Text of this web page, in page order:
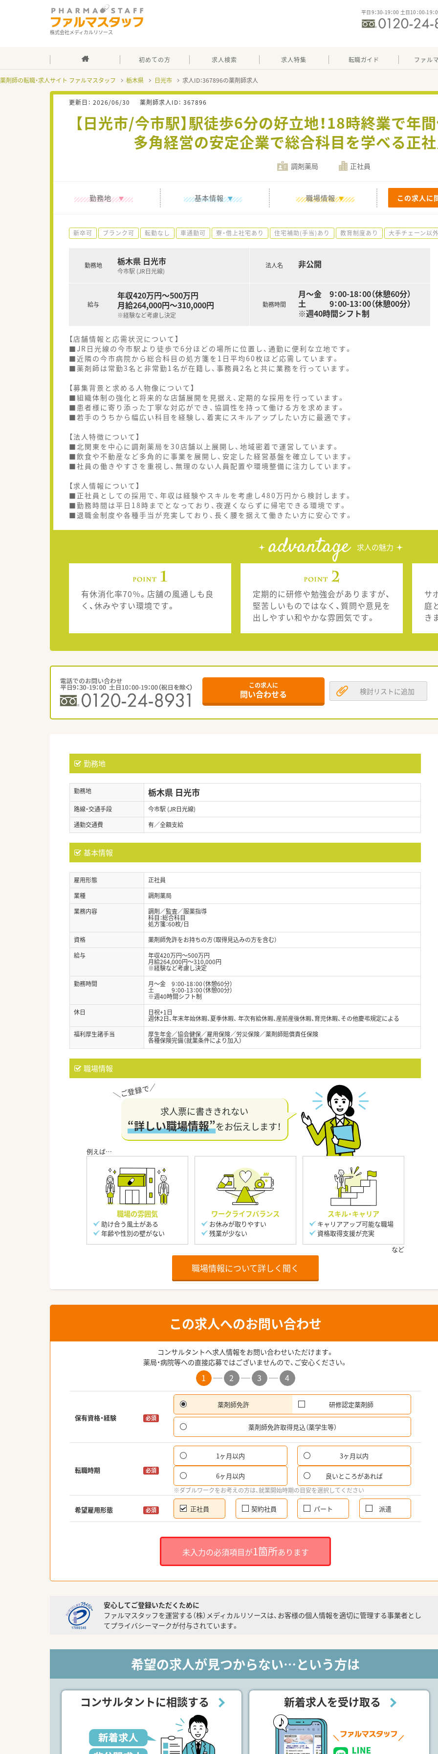
株式会社メディカルリソース
平日9：30-19：00 土日10：00-19：
初めての方 求人検索 求人特集 転職ガイド ファル
薬剤師の転職・求人サイト ファルマスタッフ 栃木県 日光市 求人ID：367896の薬剤師求人
更新日： 2026/06/30 薬剤師求人ID： 367896
【日光市/今市駅】駅徒歩6分の好立地！18時終業で年
多角経営の安定企業で総合科目を学べる正社
調剤薬局 正社員
勤務地 基本情報 職場情報 この求人に
新卒可 ブランク可 転勤なし 車通勤可 寮・借上社宅あり 住宅補助(手当)あり 教育制度あり 大手チェーン以外
勤務地 栃木県 日光市
今市駅 (JR日光線)
給与
年収420万円～500万円
月給264,000円～310,000円
※経験など考慮し決定
法人名 非公開
勤務時間
月～金 9：00-18：00（休憩60分）
土 9：00-13：00（休憩00分）
※週40時間シフト制
【店舗情報と応需状況について】
■JR日光線の今市駅より徒歩で6分ほどの場所に位置し、通勤に便利な立地です。
■近隣の今市病院から総合科目の処方箋を1日平均60枚ほど応需しています。
■薬剤師は常勤3名と非常勤1名が在籍し、事務員2名と共に業務を行っています。
【募集背景と求める人物像について】
■組織体制の強化と将来的な店舗展開を見据え、定期的な採用を行っています。
■患者様に寄り添った丁寧な対応ができ、協調性を持って働ける方を求めます。
■若手のうちから幅広い科目を経験し、着実にスキルアップしたい方に最適です。
【法人特徴について】
■北関東を中心に調剤薬局を30店舗以上展開し、地域密着で運営しています。
■飲食や不動産など多角的に事業を展開し、安定した経営基盤を確立しています。
■社員の働きやすさを重視し、無理のない人員配置や環境整備に注力しています。
【求人情報について】
■正社員としての採用で、年収は経験やスキルを考慮し480万円から検討します。
■勤務時間は平日18時までとなっており、夜遅くならずに帰宅できる環境です。
■退職金制度や各種手当が充実しており、長く腰を据えて働きたい方に安心です。
advantage 求人の魅力
有休消化率70％。店舗の風通しも良
く、休みやすい環境です。
定期的に研修や勉強会がありますが、
堅苦しいものではなく、質問や意見を
出しやすい和やかな雰囲気です。
サ
庭
き
この求人に
問い合わせる 検討リストに追加
勤務地
勤務地 栃木県 日光市
路線・交通手段
今市駅 (JR日光線)
通勤交通費
有／全額支給
基本情報
雇用形態
正社員
業種
調剤薬局
業務内容
調剤／監査／服薬指導
科目：総合科目
処方箋：60枚/日
資格
薬剤師免許をお持ちの方（取得見込みの方を含む）
給与
年収420万円～500万円
月給264,000円～310,000円
※経験など考慮し決定
勤務時間
月～金 9：00-18：00（休憩60分）
土 9：00-13：00（休憩00分）
※週40時間シフト制
休日
日祝+1日
週休2日、年末年始休暇、夏季休暇、 年次有給休暇、産前産後休暇、育児休暇、その他慶弔規定による
福利厚生諸手当
厚生年金／協会健保／雇用保険／労災保険／薬剤師賠償責任保険
各種保険完備（就業条件により加入）
職場情報
求人票に書ききれない
“詳しい職場情報”をお伝えします！
職場の雰囲気
助け合う風土がある
年齢や性別の壁がない
ワークライフバランス
お休みが取りやすい
残業が少ない
スキル・キャリア
キャリアアップ可能な職場
資格取得支援が充実
職場情報について詳しく聞く
この求人へのお問い合わせ
コンサルタントへ求人情報をお問い合わせいただけます。
薬局・病院等への直接応募ではございませんので、ご安心ください。
1 2 3 4
保有資格・経験 必須
薬剤師免許 研修認定薬剤師
薬剤師免許取得見込（薬学生等）
転職時期 必須
1ヶ月以内 3ヶ月以内
6ヶ月以内 良いところがあれば
※ダブルワークをお考えの方は、就業開始時期の目安を選択してください
希望雇用形態 必須 正社員 契約社員 パート 派遣
未入力の必須項目が1箇所あります
安心してご登録いただくために
ファルマスタッフを運営する（株）メディカルリソースは、お客様の個人情報を適切に管理する事業者とし
てプライバシーマークが付与されています。
希望の求人が見つからない…という方は
コンサルタントに相談する 新着求人を受け取る